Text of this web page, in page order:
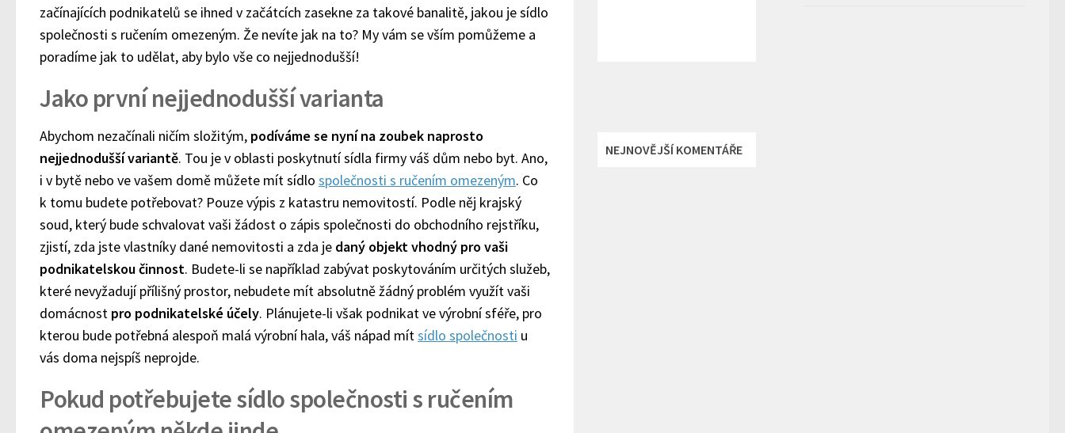
začínajících podnikatelů se ihned v začátcích zasekne za takové banalitě, jakou je sídlo
společnosti s ručením omezeným. Že nevíte jak na to? My vám se vším pomůžeme a
poradíme jak to udělat, aby bylo vše co nejjednodušší!
Jako první nejjednodušší varianta
Abychom nezačínali ničím složitým, podíváme se nyní na zoubek naprosto
nejjednodušší variantě. Tou je v oblasti poskytnutí sídla firmy váš dům nebo byt. Ano,
i v bytě nebo ve vašem domě můžete mít sídlo společnosti s ručením omezeným. Co
k tomu budete potřebovat? Pouze výpis z katastru nemovitostí. Podle něj krajský
soud, který bude schvalovat vaši žádost o zápis společnosti do obchodního rejstříku,
zjistí, zda jste vlastníky dané nemovitosti a zda je daný objekt vhodný pro vaši
podnikatelskou činnost. Budete-li se například zabývat poskytováním určitých služeb,
které nevyžadují přílišný prostor, nebudete mít absolutně žádný problém využít vaši
domácnost pro podnikatelské účely. Plánujete-li však podnikat ve výrobní sféře, pro
kterou bude potřebná alespoň malá výrobní hala, váš nápad mítsídlo společnosti u
vás doma nejspíš neprojde.
Pokud potřebujete sídlo společnosti s ručením
NEJNOVĚJŠÍ KOMENTÁŘE